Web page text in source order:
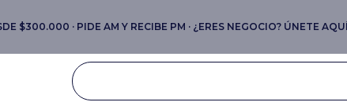
$300.000 · PIDE AM Y RECIBE PM · ¿ERES NEGOCIO? ÚNETE